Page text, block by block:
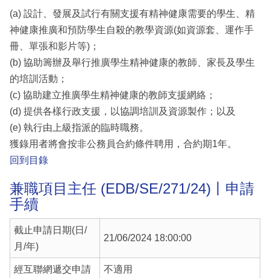
(a) 設計、發展及試行有關支援有精神健康需要的學生、精
神健康推廣和預防學生自殺的教學資源(如資源套、運作手
冊、單張和影片等)；
(b) 協助籌辦及舉行推廣學生精神健康的教師、家長及學生
的培訓活動；
(c) 協助建立推廣學生精神健康的教師支援網絡；
(d) 提供各樣行政支援，以協調培訓及資源製作；以及
(e) 執行由上級指派的臨時職務。
獲錄用者將會按非公務員合約條件聘用，合約期1年。
回到目錄
兼職項目主任 (EDB/SE/271/24)丨申請
手續
截止申請日期(日/
月/年)
21/06/2024 18:00:00
經互聯網遞交申請 不適用